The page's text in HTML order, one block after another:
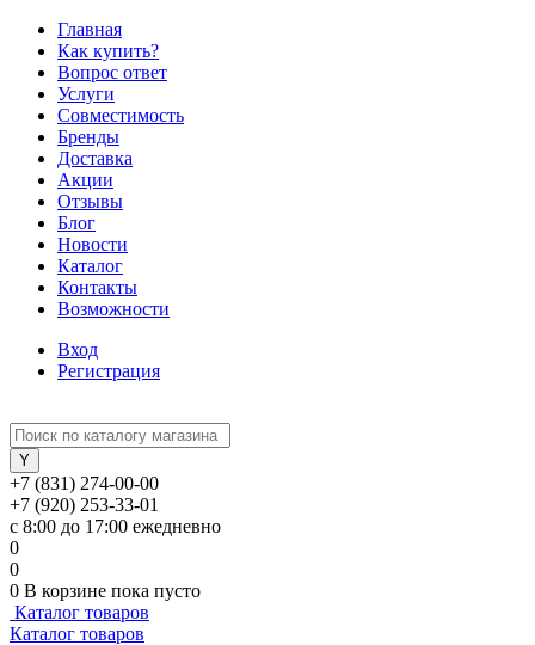
Главная
Как купить?
Вопрос ответ
Услуги
Совместимость
Бренды
Доставка
Акции
Отзывы
Блог
Новости
Каталог
Контакты
Возможности
Вход
Регистрация
+7 (831) 274-00-00
+7 (920) 253-33-01
с 8:00 до 17:00 ежедневно
0
0
0 В корзине пока пусто
Каталог товаров
Каталог товаров